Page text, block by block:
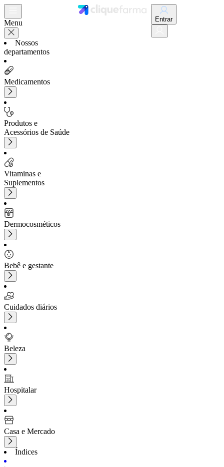
Menu
Nossos
departamentos
Medicamentos
Produtos e
Acessórios de Saúde
Vitaminas e
Suplementos
Dermocosméticos
Bebê e gestante
Cuidados diários
Beleza
Hospitalar
Casa e Mercado
Índices
Entrar